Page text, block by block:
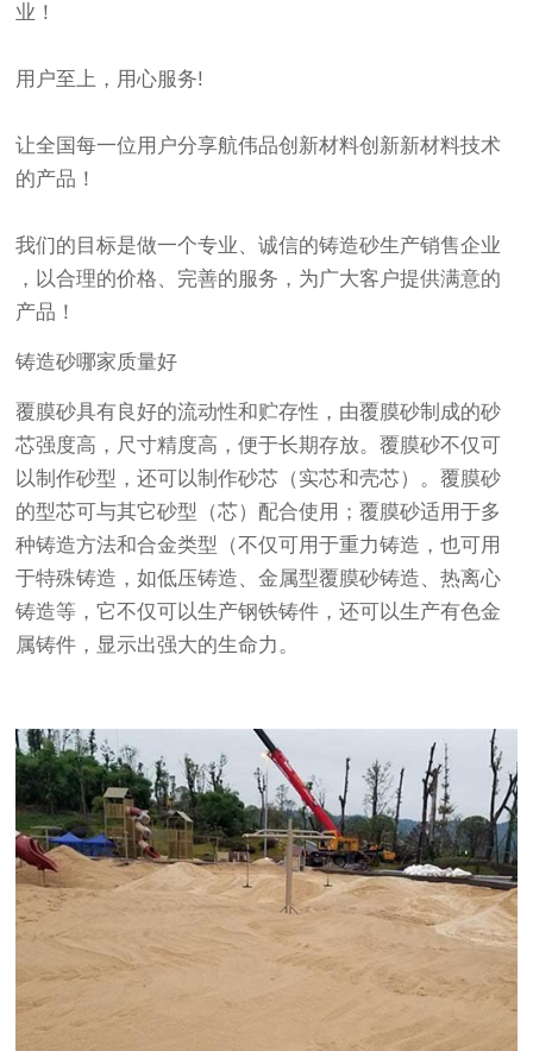
业！
用户至上，用心服务!
让全国每一位用户分享航伟品创新材料创新新材料技术
的产品！
我们的目标是做一个专业、诚信的铸造砂生产销售企业
，以合理的价格、完善的服务，为广大客户提供满意的
产品！
铸造砂哪家质量好
覆膜砂具有良好的流动性和贮存性，由覆膜砂制成的砂
芯强度高，尺寸精度高，便于长期存放。覆膜砂不仅可
以制作砂型，还可以制作砂芯（实芯和壳芯）。覆膜砂
的型芯可与其它砂型（芯）配合使用；覆膜砂适用于多
种铸造方法和合金类型（不仅可用于重力铸造，也可用
于特殊铸造，如低压铸造、金属型覆膜砂铸造、热离心
铸造等，它不仅可以生产钢铁铸件，还可以生产有色金
属铸件，显示出强大的生命力。